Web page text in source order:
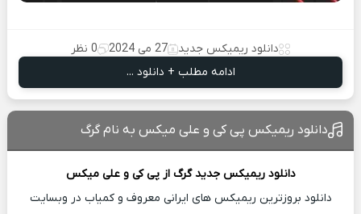
دانلود ریمیکس جدید 27 می 2024
0 نظر
ادامه مطلب + دانلود ...
دانلود ریمیکس پی کی و علی میکس به نام گرگ
دانلود ریمیکس جدیدگرگ ازپی کی و علی میکس
دانلود بروزترین ریمیکس های ایرانی معروف و کمیاب در وبسایت